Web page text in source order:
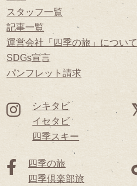
スタッフ一覧
記事一覧
運営会社「四季の旅」について
SDGs宣言
パンフレット請求
シキタビ
イセタビ
四季スキー
四季の旅
四季倶楽部旅